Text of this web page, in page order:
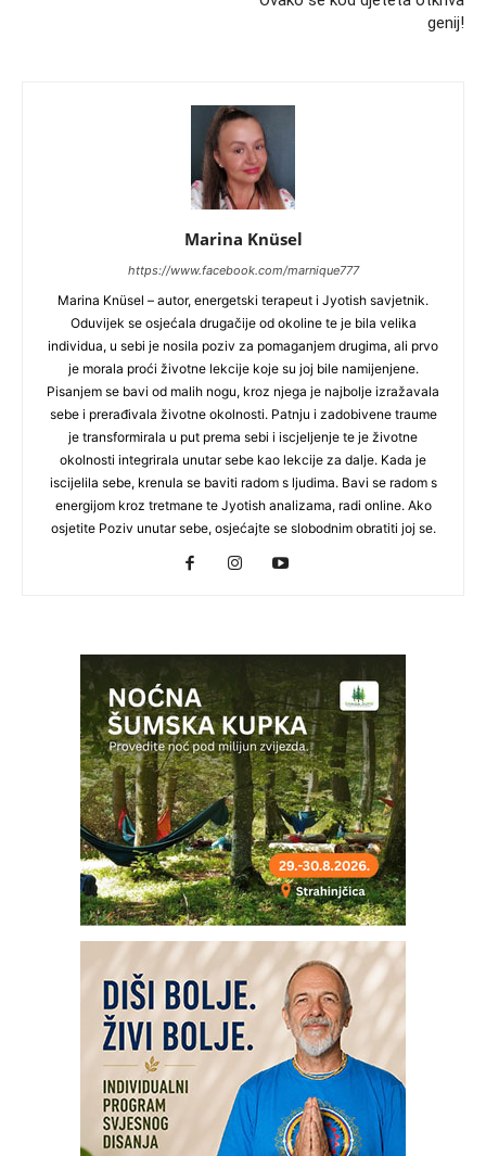
genij!
Marina Knüsel
https://www.facebook.com/marnique777
Marina Knüsel – autor, energetski terapeut i Jyotish savjetnik.
Oduvijek se osjećala drugačije od okoline te je bila velika
individua, u sebi je nosila poziv za pomaganjem drugima, ali prvo
je morala proći životne lekcije koje su joj bile namijenjene.
Pisanjem se bavi od malih nogu, kroz njega je najbolje izražavala
sebe i prerađivala životne okolnosti. Patnju i zadobivene traume
je transformirala u put prema sebi i iscjeljenje te je životne
okolnosti integrirala unutar sebe kao lekcije za dalje. Kada je
iscijelila sebe, krenula se baviti radom s ljudima. Bavi se radom s
energijom kroz tretmane te Jyotish analizama, radi online. Ako
osjetite Poziv unutar sebe, osjećajte se slobodnim obratiti joj se.